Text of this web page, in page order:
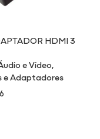
HDMI 3
e Video,
e Adaptadores